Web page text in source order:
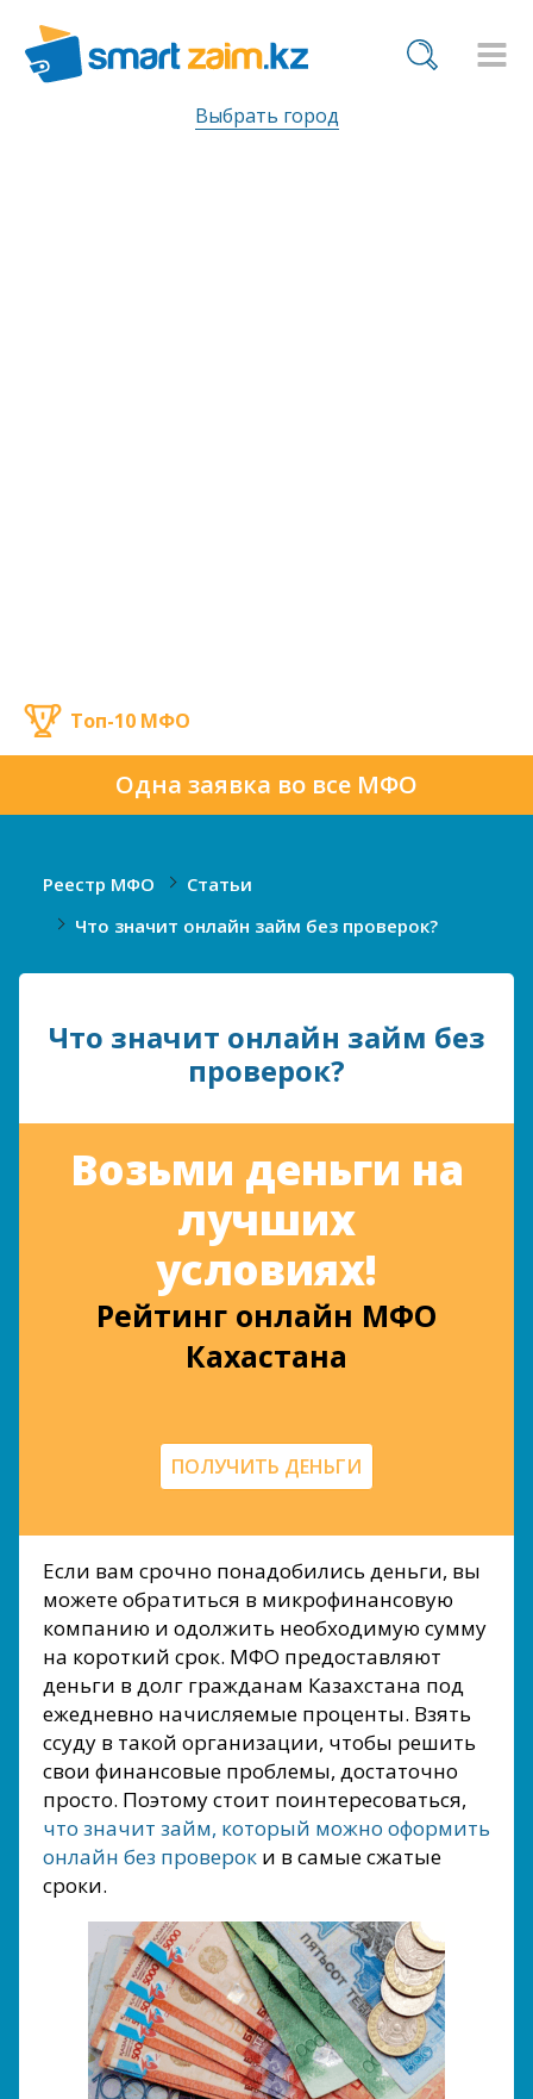
Выбрать город
Одна заявка во все МФО
Топ-10 МФО
Реестр МФО
Статьи
Что значит онлайн займ без проверок?
Что значит онлайн займ без
проверок?
Возьми деньги на
лучших
условиях!
Рейтинг онлайн МФО
Кахастана
ПОЛУЧИТЬ ДЕНЬГИ
Если вам срочно понадобились деньги, вы
можете обратиться в микрофинансовую
компанию и одолжить необходимую сумму
на короткий срок. МФО предоставляют
деньги в долг гражданам Казахстана под
ежедневно начисляемые проценты. Взять
ссуду в такой организации, чтобы решить
свои финансовые проблемы, достаточно
просто. Поэтому стоит поинтересоваться,
что значит займ, который можно оформить
онлайн без проверок и в самые сжатые
сроки.